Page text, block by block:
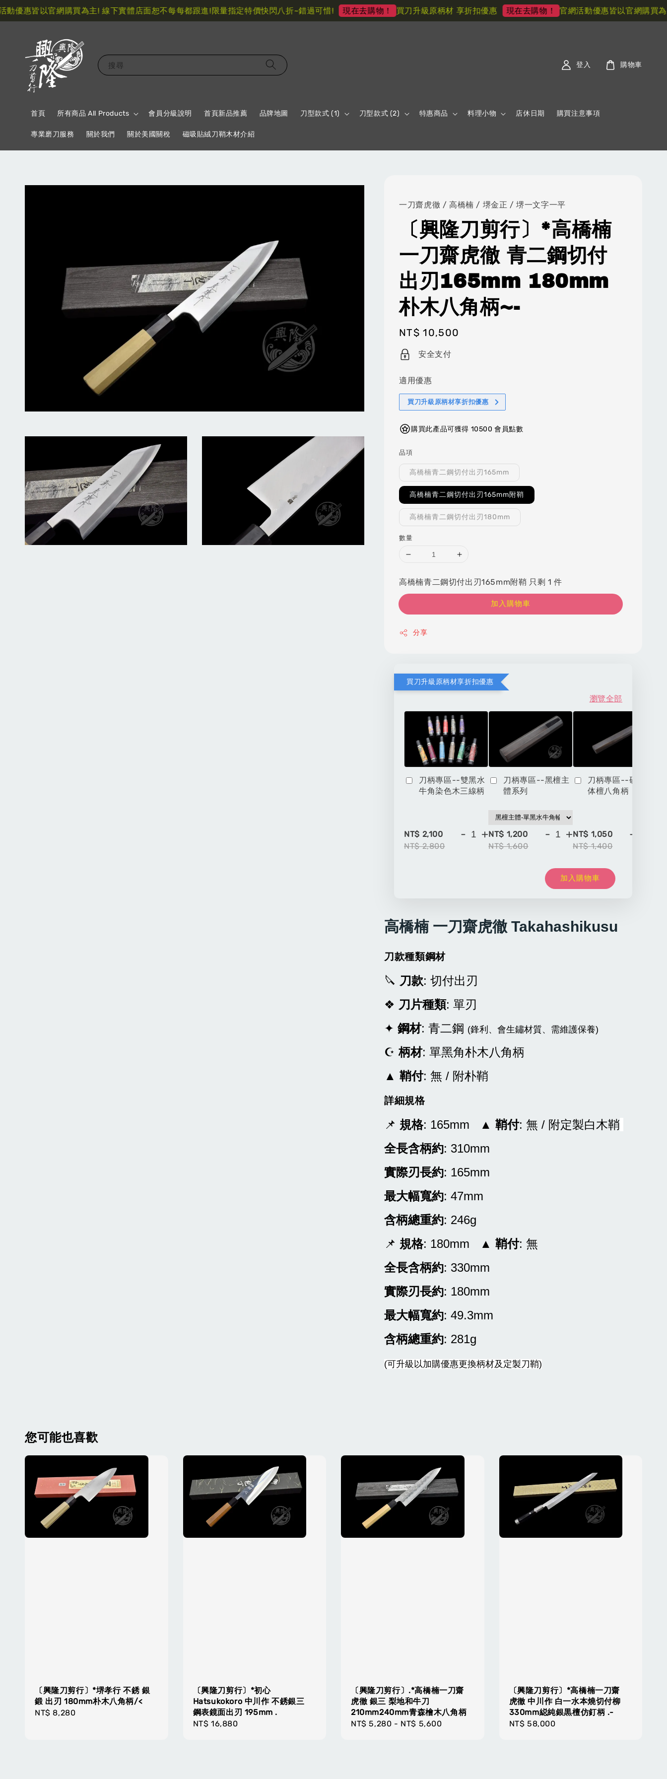
惠皆以官網購買為主! 線下實體店面恕不每每都跟進!限量指定特價快閃八折~錯過可惜! 現在去購物！ 買刀升級原柄材 享折扣優惠 現在去購物！ 官網活動優惠皆以官網購買為主!
搜尋
首頁 所有商品 All Products 會員分級說明 首頁新品推薦 品牌地圖 刀型款式 (1) 刀型款式 (2) 特惠商品 料理小物 店休日期 購買注意事項
專業磨刀服務 關於我們 關於美國關稅 磁吸貼絨刀鞘木材介紹
登入 購物車
一刀齋虎徹 / 高橋楠 / 堺金正 / 堺一文字一平
〔興隆刀剪行〕*高橋楠
一刀齋虎徹 青二鋼切付
出刃165mm 180mm
朴木八角柄~-
Regular
price
NT$ 10,500
安全支付
適用優惠
買刀升級原柄材享折扣優惠
購買此產品可獲得 10500 會員點數
品項
高橋楠青二鋼切付出刃165mm
高橋楠青二鋼切付出刃165mm附鞘
高橋楠青二鋼切付出刃180mm
數量
高橋楠青二鋼切付出刃165mm附鞘 只剩 1 件
加入購物車
分享
買刀升級原柄材享折扣優惠
瀏覽全部
刀柄專區--雙黑水
牛角染色木三線柄
NT$ 2,100
NT$ 2,800
- +
刀柄專區--黑檀主
體系列
NT$ 1,200
NT$ 1,600
- +
刀柄專區--硬木一
体檀八角柄
NT$ 1,050
NT$ 1,400
-
加入購物車
高橋楠 一刀齋虎徹 Takahashikusu
刀款種類鋼材
🔪 刀款: 切付出刃
❖ 刀片種類: 單刃
✦鋼材: 青二鋼 (鋒利、會生鏽材質、需維護保養)
☪柄材: 單黑角朴木八角柄
▲鞘付: 無 / 附朴鞘
詳細規格
📌 規格: 165mm ▲鞘付: 無 / 附定製白木鞘
全長含柄約: 310mm
實際刃長約: 165mm
最大幅寬約: 47mm
含柄總重約: 246g
📌 規格: 180mm ▲鞘付: 無
全長含柄約: 330mm
實際刃長約: 180mm
最大幅寬約: 49.3mm
含柄總重約: 281g
(可升級以加購優惠更換柄材及定製刀鞘)
您可能也喜歡
〔興隆刀剪行〕*堺孝行 不銹 銀
鍛 出刃 180mm朴木八角柄/<
Regular
NT$ 8,280
〔興隆刀剪行〕*初心
Hatsukokoro 中川作 不銹銀三
鋼表鏡面出刃 195mm .
Regular
NT$ 16,880
〔興隆刀剪行〕.*高橋楠一刀齋
虎徹 銀三 梨地和牛刀
210mm240mm青森檜木八角柄
Regular
NT$ 5,280 - NT$ 5,600
〔興隆刀剪行〕*高橋楠一刀齋
虎徹 中川作 白一水本燒切付柳
330mm縂純銀黒檀仿釘柄 .-
Regular
NT$ 58,000